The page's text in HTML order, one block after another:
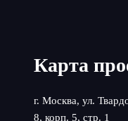
Карта
г. Москва, ул.
8, корп. 5, стр. 1